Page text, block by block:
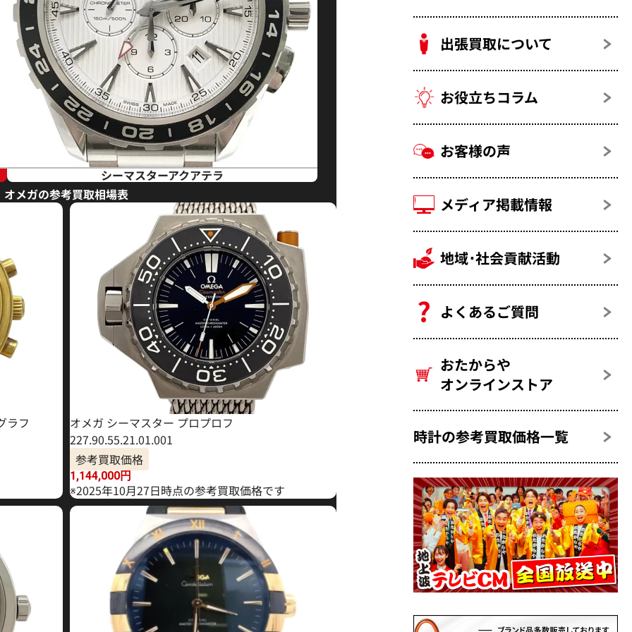
シーマスターアクアテラ
オメガの参考買取相場表
ラフ
オメガ シーマスター プロプロフ
227.90.55.21.01.001
参考買取価格
1,144,000円
※2025年10月27日時点の参考買取価格です
出張買取について
お役立ちコラム
お客様の声
メディア掲載情報
地域･社会貢献活動
よくあるご質問
おたからや
オンラインストア
時計の参考買取価格一覧